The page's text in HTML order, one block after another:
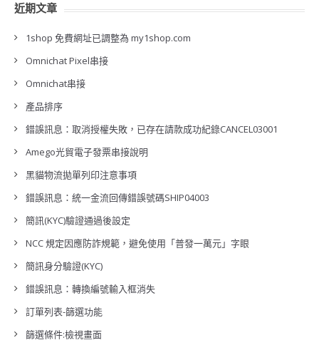
近期文章
1shop 免費網址已調整為 my1shop.com
Omnichat Pixel串接
Omnichat串接
產品排序
錯誤訊息：取消授權失敗，已存在請款成功紀錄CANCEL03001
Amego光貿電子發票串接說明
黑貓物流拋單列印注意事項
錯誤訊息：統一金流回傳錯誤號碼SHIP04003
簡訊(KYC)驗證通過後設定
NCC 規定因應防詐規範，避免使用「普發一萬元」字眼
簡訊身分驗證(KYC)
錯誤訊息：轉換編號輸入框消失
訂單列表-篩選功能
篩選條件:檢視畫面